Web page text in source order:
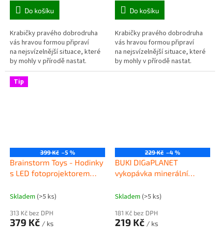
Do košíku
Krabičky pravého dobrodruha
vás hravou formou připraví
na nejsvízelnější situace, které
by mohly v přírodě nastat.
Do košíku
Krabičky pravého dobrodruha
vás hravou formou připraví
na nejsvízelnější situace, které
by mohly v přírodě nastat.
Tip
399 Kč –5 %
Brainstorm Toys - Hodinky
s LED fotoprojektorem
Skladem (>5 ks)
313 Kč bez DPH
379 Kč / ks
229 Kč –4 %
BUKI DIGaPLANET
vykopávka minerální
Skladem (>5 ks)
181 Kč bez DPH
219 Kč / ks